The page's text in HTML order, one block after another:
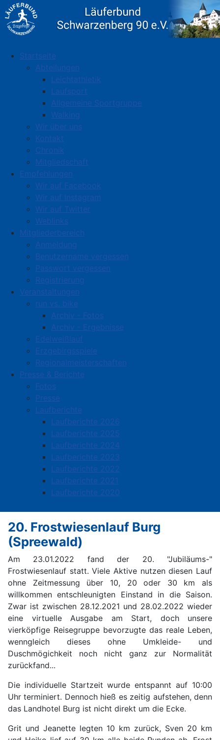
Startseite
Abteilungen
Leichtathletik
Laufsport
Allgemeine Sportgruppe
Walking
Wir über uns
Kontakt
Chronik
Mitgliedschaft
Empfehlungen
Wir auf Facebook
Wir auf Instagram
Wir auf Twitter
Weblinks
Mitgliederbereich
Anmeldung
Benutzername vergessen
Passwort vergessen
Registrierung
Veranstaltungen
run vs. bike
Archiv - Fotos
Archiv - Ergebnisse
Edelweißlauf
Erzgebirgsspiele
Regionalmeisterschaften
Presse & Berichte
Fotos
Presse
Laufberichte
Laufberichte 2026
Laufberichte 2025
Laufberichte 2024
Laufberichte 2023
Laufberichte 2022
Laufberichte 2021
Laufberichte 2020
20. Frostwiesenlauf Burg
(Spreewald)
Am 23.01.2022 fand der 20. "Jubiläums-"
Frostwiesenlauf statt. Viele Aktive nutzen diesen Lauf
ohne Zeitmessung über 10, 20 oder 30 km als
willkommen entschleunigten Einstand in die Saison.
Zwar ist zwischen 28.12.2021 und 28.02.2022 wieder
eine virtuelle Ausgabe am Start, doch unsere
vierköpfige Reisegruppe bevorzugte das reale Leben,
wenngleich dieses ohne Umkleide- und
Duschmögichkeit noch nicht ganz zur Normalität
zurückfand...
Die individuelle Startzeit wurde entspannt auf 10:00
Uhr terminiert. Dennoch hieß es zeitig aufstehen, denn
das Landhotel Burg ist nicht direkt um die Ecke.
Grit und Jeanette legten 10 km zurück, Sven 20 km